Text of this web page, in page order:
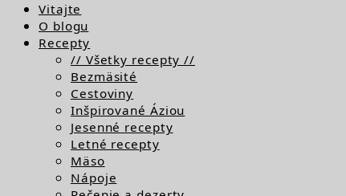
Vitajte
O blogu
Recepty
// Všetky recepty //
Bezmäsité
Cestoviny
Inšpirované Áziou
Jesenné recepty
Letné recepty
Mäso
Nápoje